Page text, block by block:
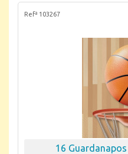
Refª 103267
16